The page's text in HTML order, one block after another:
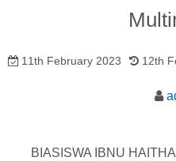
11th February 2023 12th
BIASISWA IBNU